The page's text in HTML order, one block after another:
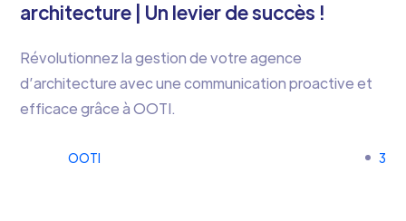
architecture | Un levier de succès !
Révolutionnez la gestion de votre agence
d’architecture avec une communication proactive et
efficace grâce à OOTI.
OOTI 3